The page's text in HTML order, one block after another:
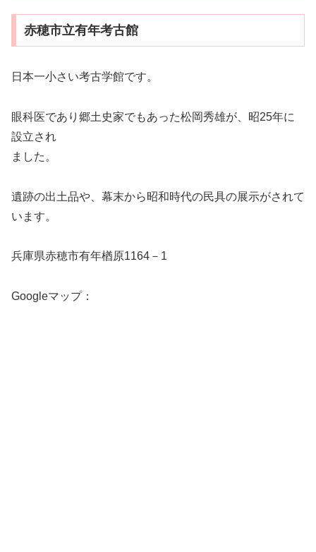
赤穂市立有年考古館
日本一小さい考古学館です。
眼科医であり郷土史家でもあった松岡秀雄が、昭25年に
設立され
ました。
遺跡の出土品や、幕末から昭和時代の民具の展示がされて
います。
兵庫県赤穂市有年楢原1164－1
Googleマップ：